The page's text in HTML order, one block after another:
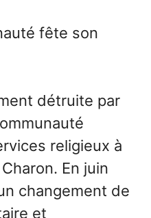
fête son
détruite par
religieux à
En juin
changement de
et